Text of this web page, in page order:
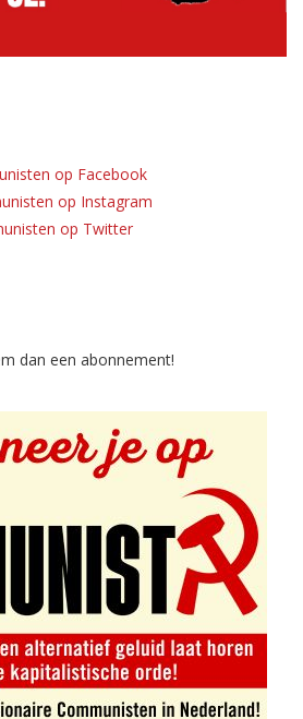
op Facebook
op Instagram
op Twitter
dan een abonnement!